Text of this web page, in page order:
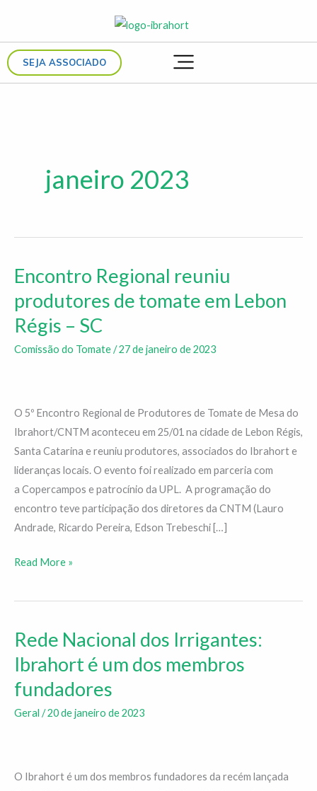
conteúdoSEJA ASSOCIADO
janeiro 2023
Encontro Regional reuniu
produtores de tomate em Lebon
Régis – SC
Comissão do Tomate/27 de janeiro de 2023
O 5º Encontro Regional de Produtores de Tomate de Mesa do
Ibrahort/CNTM aconteceu em 25/01 na cidade de Lebon Régis,
Santa Catarina e reuniu produtores, associados do Ibrahort e
lideranças locais. O evento foi realizado em parceria com
a Copercampos e patrocínio da UPL. A programação do
encontro teve participação dos diretores da CNTM (Lauro
Andrade, Ricardo Pereira, Edson Trebeschi […]
Encontro
Regional
reuniu
produtores
de
Read More »
Rede Nacional dos Irrigantes:
Ibrahort é um dos membros
fundadores
Geral /20 de janeiro de 2023
O Ibrahort é um dos membros fundadores da recém lançada
Rede
Nacional
dos
Irrigantes:
Ibrahort